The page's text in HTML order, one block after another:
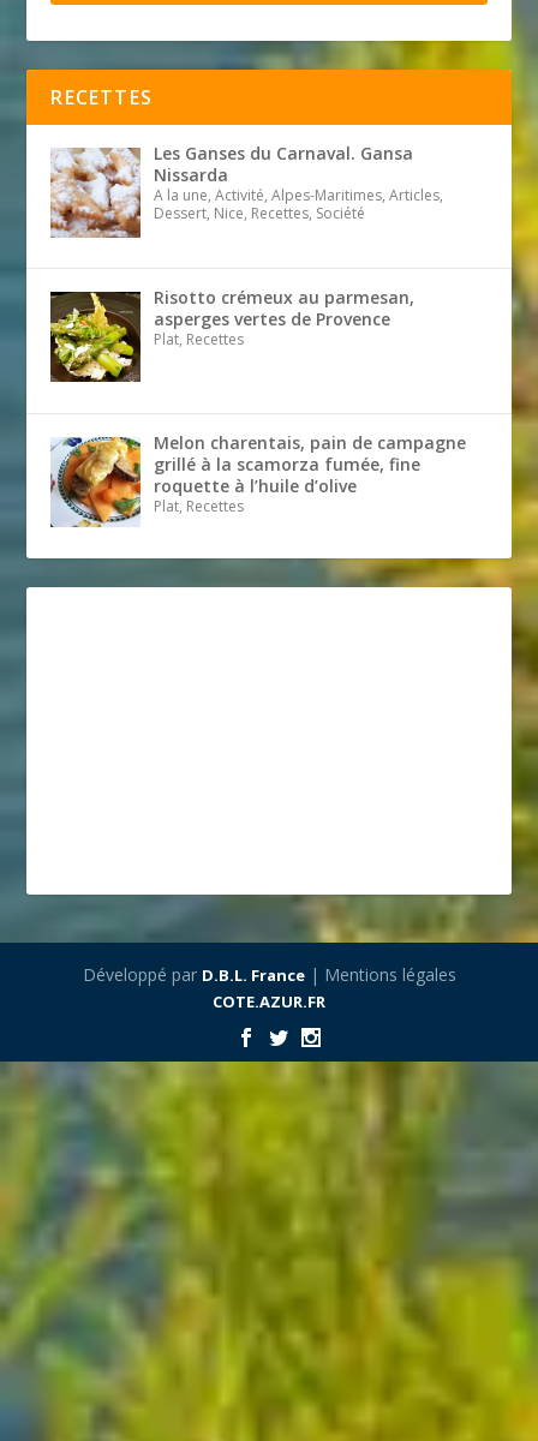
RECETTES
Les Ganses du Carnaval. Gansa
Nissarda
A la une, Activité, Alpes-Maritimes, Articles,
Dessert, Nice, Recettes, Société
Risotto crémeux au parmesan,
asperges vertes de Provence
Plat, Recettes
Melon charentais, pain de campagne
grillé à la scamorza fumée, fine
roquette à l’huile d’olive
Plat, Recettes
Développé par D.B.L. France| Mentions légales
COTE.AZUR.FR